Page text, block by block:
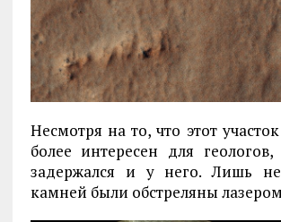
Несмотря на то, что этот
более интересен для
задержался и у него. Лишь
камней были обстреляны